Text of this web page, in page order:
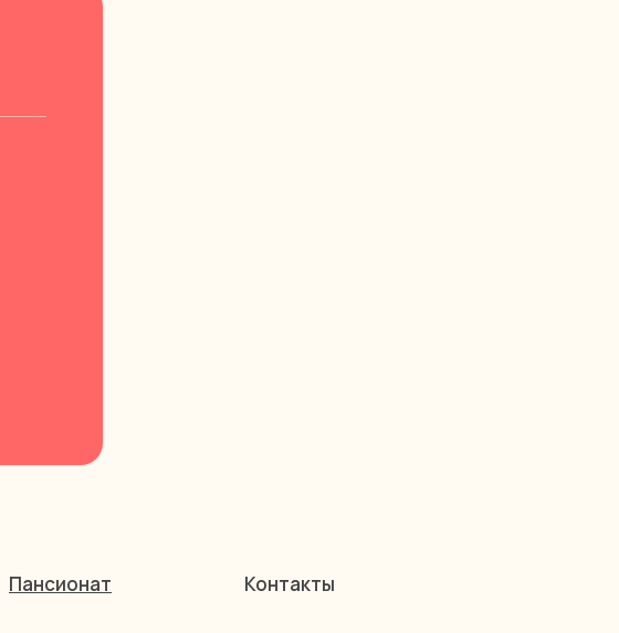
Пансионат Контакты